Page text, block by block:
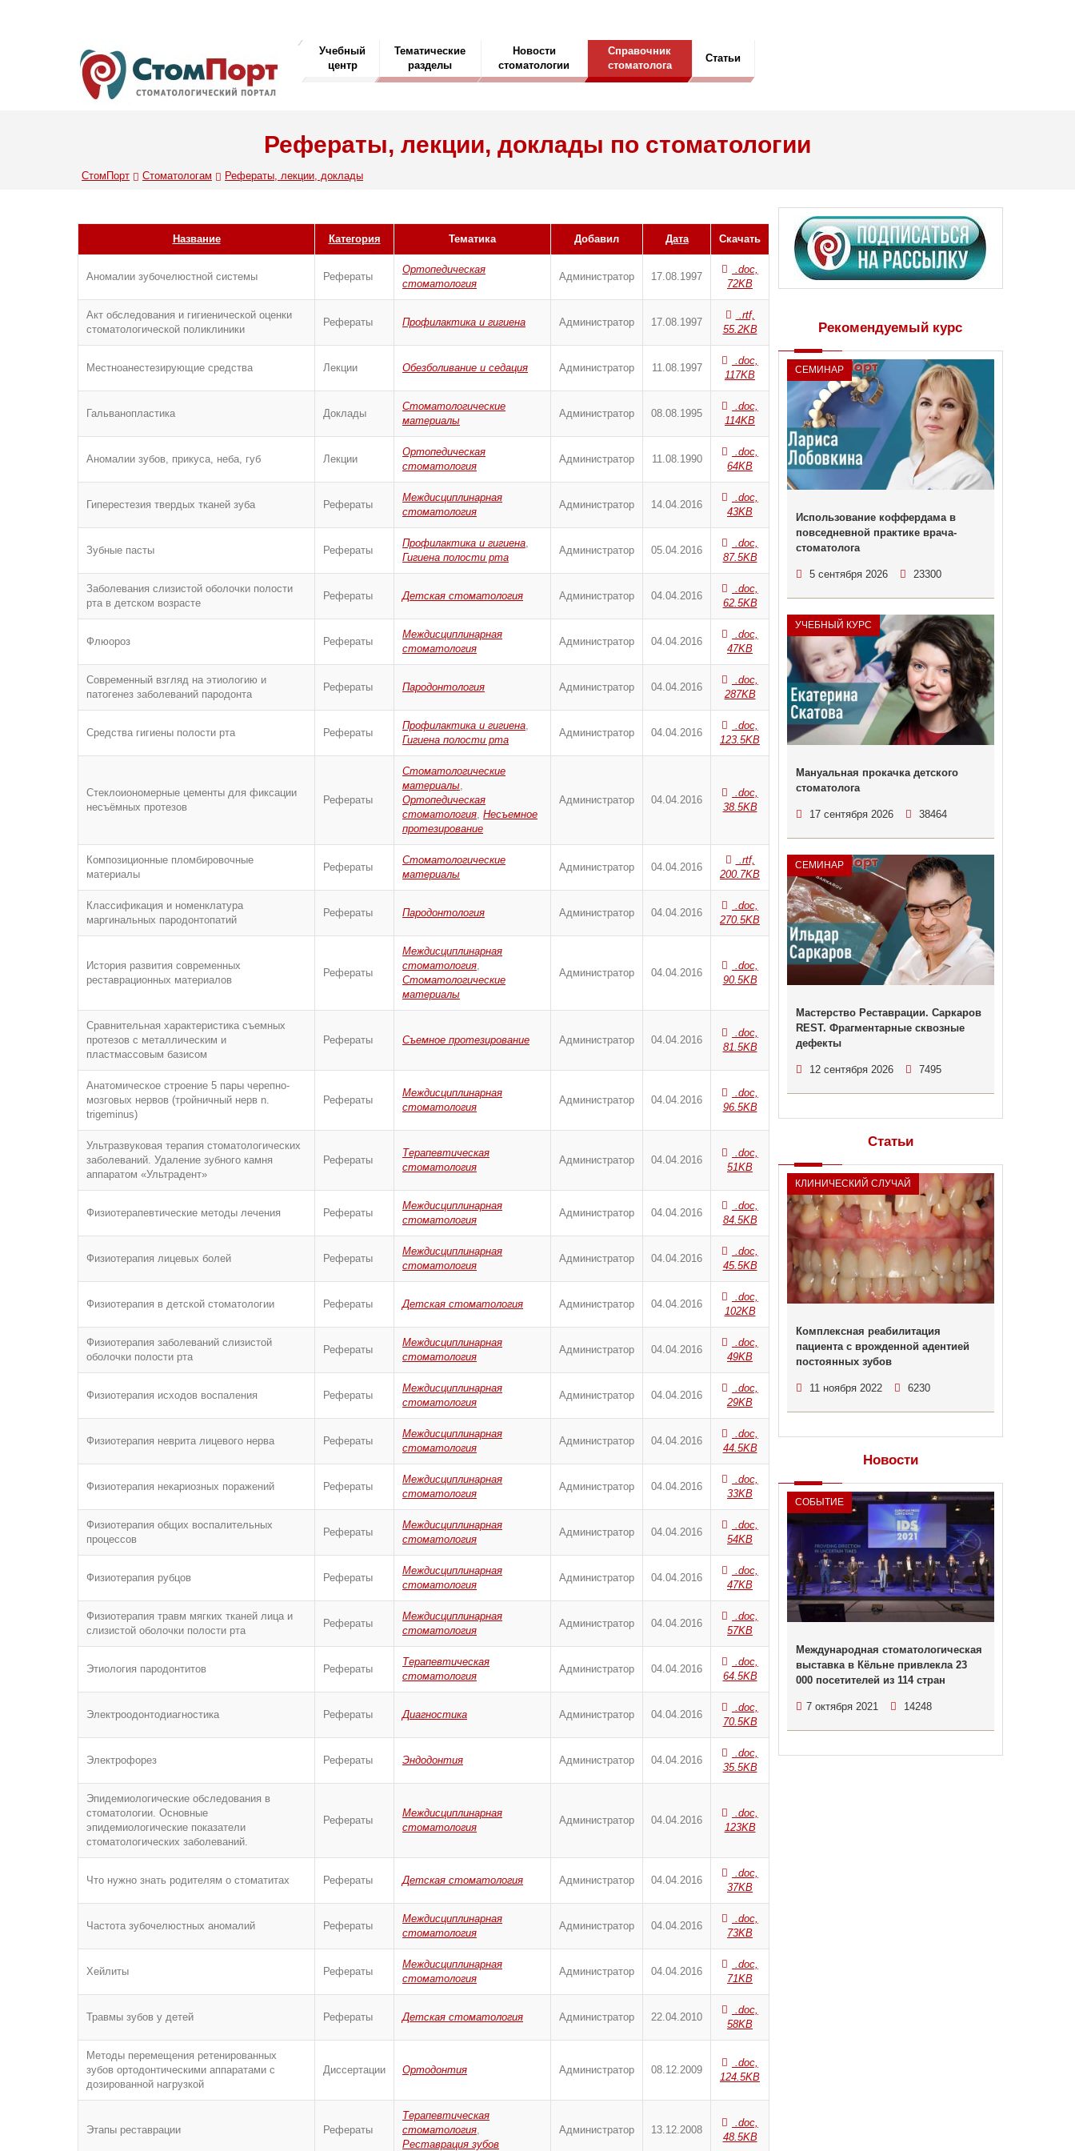
Учебный
центр
Тематические
разделы
Новости
стоматологии
Справочник
стоматолога
Статьи
Рефераты, лекции, доклады по стоматологии
СтомПорт Стоматологам Рефераты, лекции, доклады
Название Категория Тематика Добавил Дата Скачать
Аномалии зубочелюстной системы Рефераты
Ортопедическая
стоматология
Администратор 17.08.1997
.doc,
72KB
Акт обследования и гигиенической оценки
стоматологической поликлиники
Рефераты Профилактика и гигиена Администратор 17.08.1997
.rtf,
55.2KB
Местноанестезирующие средства Лекции Обезболивание и седация Администратор 11.08.1997
.doc,
117KB
Гальванопластика Доклады
Стоматологические
материалы
Администратор 08.08.1995
.doc,
114KB
Аномалии зубов, прикуса, неба, губ Лекции
Ортопедическая
стоматология
Администратор 11.08.1990
.doc,
64KB
Гиперестезия твердых тканей зуба Рефераты
Междисциплинарная
стоматология
Администратор 14.04.2016
.doc,
43KB
Зубные пасты Рефераты
Профилактика и гигиена,
Гигиена полости рта
Администратор 05.04.2016
.doc,
87.5KB
Заболевания слизистой оболочки полости
рта в детском возрасте
Рефераты Детская стоматология Администратор 04.04.2016
.doc,
62.5KB
Флюороз Рефераты
Междисциплинарная
стоматология
Администратор 04.04.2016
.doc,
47KB
Современный взгляд на этиологию и
патогенез заболеваний пародонта
Рефераты Пародонтология Администратор 04.04.2016
.doc,
287KB
Средства гигиены полости рта Рефераты
Профилактика и гигиена,
Гигиена полости рта
Администратор 04.04.2016
.doc,
123.5KB
Стеклоиономерные цементы для фиксации
несъёмных протезов
Рефераты
Стоматологические
материалы,
Ортопедическая
стоматология, Несъемное
протезирование
Администратор 04.04.2016
.doc,
38.5KB
Композиционные пломбировочные
материалы
Рефераты
Стоматологические
материалы
Администратор 04.04.2016
.rtf,
200.7KB
Классификация и номенклатура
маргинальных пародонтопатий
Рефераты Пародонтология Администратор 04.04.2016
.doc,
270.5KB
История развития современных
реставрационных материалов
Рефераты
Междисциплинарная
стоматология,
Стоматологические
материалы
Администратор 04.04.2016
.doc,
90.5KB
Сравнительная характеристика съемных
протезов с металлическим и
пластмассовым базисом
Рефераты Съемное протезирование Администратор 04.04.2016
.doc,
81.5KB
Анатомическое строение 5 пары черепно-
мозговых нервов (тройничный нерв n.
trigeminus)
Рефераты
Междисциплинарная
стоматология
Администратор 04.04.2016
.doc,
96.5KB
Ультразвуковая терапия стоматологических
заболеваний. Удаление зубного камня
аппаратом «Ультрадент»
Рефераты
Терапевтическая
стоматология
Администратор 04.04.2016
.doc,
51KB
Физиотерапевтические методы лечения Рефераты
Междисциплинарная
стоматология
Администратор 04.04.2016
.doc,
84.5KB
Физиотерапия лицевых болей Рефераты
Междисциплинарная
стоматология
Администратор 04.04.2016
.doc,
45.5KB
Физиотерапия в детской стоматологии Рефераты Детская стоматология Администратор 04.04.2016
.doc,
102KB
Физиотерапия заболеваний слизистой
оболочки полости рта
Рефераты
Междисциплинарная
стоматология
Администратор 04.04.2016
.doc,
49KB
Физиотерапия исходов воспаления Рефераты
Междисциплинарная
стоматология
Администратор 04.04.2016
.doc,
29KB
Физиотерапия неврита лицевого нерва Рефераты
Междисциплинарная
стоматология
Администратор 04.04.2016
.doc,
44.5KB
Физиотерапия некариозных поражений Рефераты
Междисциплинарная
стоматология
Администратор 04.04.2016
.doc,
33KB
Физиотерапия общих воспалительных
процессов
Рефераты
Междисциплинарная
стоматология
Администратор 04.04.2016
.doc,
54KB
Физиотерапия рубцов Рефераты
Междисциплинарная
стоматология
Администратор 04.04.2016
.doc,
47KB
Физиотерапия травм мягких тканей лица и
слизистой оболочки полости рта
Рефераты
Междисциплинарная
стоматология
Администратор 04.04.2016
.doc,
57KB
Этиология пародонтитов Рефераты
Терапевтическая
стоматология
Администратор 04.04.2016
.doc,
64.5KB
Электроодонтодиагностика Рефераты Диагностика Администратор 04.04.2016
.doc,
70.5KB
Электрофорез Рефераты Эндодонтия Администратор 04.04.2016
.doc,
35.5KB
Эпидемиологические обследования в
стоматологии. Основные
эпидемиологические показатели
стоматологических заболеваний.
Рефераты
Междисциплинарная
стоматология
Администратор 04.04.2016
.doc,
123KB
Что нужно знать родителям о стоматитах Рефераты Детская стоматология Администратор 04.04.2016
.doc,
37KB
Частота зубочелюстных аномалий Рефераты
Междисциплинарная
стоматология
Администратор 04.04.2016
.doc,
73KB
Хейлиты Рефераты
Междисциплинарная
стоматология
Администратор 04.04.2016
.doc,
71KB
Травмы зубов у детей Рефераты Детская стоматология Администратор 22.04.2010
.doc,
58KB
Методы перемещения ретенированных
зубов ортодонтическими аппаратами с
дозированной нагрузкой
Диссертации Ортодонтия Администратор 08.12.2009
.doc,
124.5KB
Этапы реставрации Рефераты
Терапевтическая
стоматология,
Реставрация зубов
Администратор 13.12.2008
.doc,
48.5KB
Рекомендуемый курс
СЕМИНАР
Использование коффердама в
повседневной практике врача-
стоматолога
5 сентября 2026 23300
УЧЕБНЫЙ КУРС
Мануальная прокачка детского
стоматолога
17 сентября 2026 38464
СЕМИНАР
Мастерство Реставрации. Саркаров
REST. Фрагментарные сквозные
дефекты
12 сентября 2026 7495
Статьи
КЛИНИЧЕСКИЙ СЛУЧАЙ
Комплексная реабилитация
пациента с врожденной адентией
постоянных зубов
11 ноября 2022 6230
Новости
СОБЫТИЕ
Международная стоматологическая
выставка в Кёльне привлекла 23
000 посетителей из 114 стран
7 октября 2021 14248